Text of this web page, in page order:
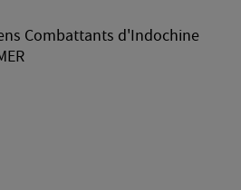
Combattants d'Indochine